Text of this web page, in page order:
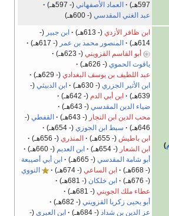
597هـ)
العماد الأصفهاني (- 597هـ)
عبد الغني المقدسي (- 600هـ)
)
ابن ظافر الأزدي (- 613هـ) ابن جبير (-
614هـ)
المنصور محمد بن عمر (- 617هـ)
أبو القاسم القزويني (- 623هـ)
ياقوت الحموي (- 626هـ)
عبد اللطيف بن يوسف البغدادي (- 629هـ)
ابن الأثير الجزري (- 630هـ) ابن الدبيثي (-
639هـ)
ابن أبي الدم (- 642هـ)
ضياء الدين المقدسي (- 643هـ)
محب الدين ابن النجار (- 643هـ) القفطي (-
646هـ)
سبط ابن الجوزي (- 654هـ)
ابن باطيش (- 655هـ) المنذري (- 656هـ)
ابن الشعار (- 654هـ) ابن العديم (- 660هـ)
أبو شامة المقدسي (- 665هـ)
ابن أبي أصيبعة
(- 668هـ)
ابن الساعي (- 674هـ)
النووي
(- 676هـ)
ابن خلكان (- 681هـ)
عطاء ملك الجويني (- 681هـ)
أبو يحيى زكريا القزويني (- 682هـ)
عز الدين بن شداد (- 684هـ) ابن العبري (-